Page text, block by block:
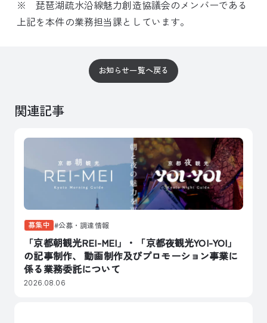
※ 琵琶湖疏水沿線魅力創造協議会のメンバーである
上記を本件の業務担当課としています。
お知らせ一覧へ戻る
関連記事
募集中 公募・調達情報
「京都朝観光REI-MEI」・「京都夜観光YOI-YOI」
の記事制作、 動画制作及びプロモーション事業に
係る業務委託について
2026.08.06